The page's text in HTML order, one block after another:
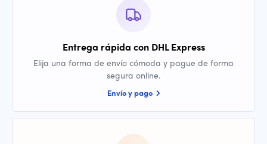
Entrega rápida con DHL Express
Elija una forma de envío cómoda y pague de forma
segura online.
Envío y pago